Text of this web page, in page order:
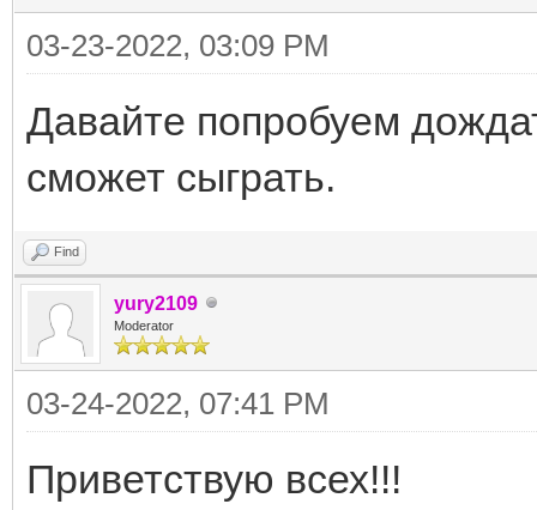
03-23-2022, 03:09 PM
Давайте попробуем
сможет сыграть.
Find
yury2109
Moderator
03-24-2022, 07:41 PM
Приветствую всех!!!